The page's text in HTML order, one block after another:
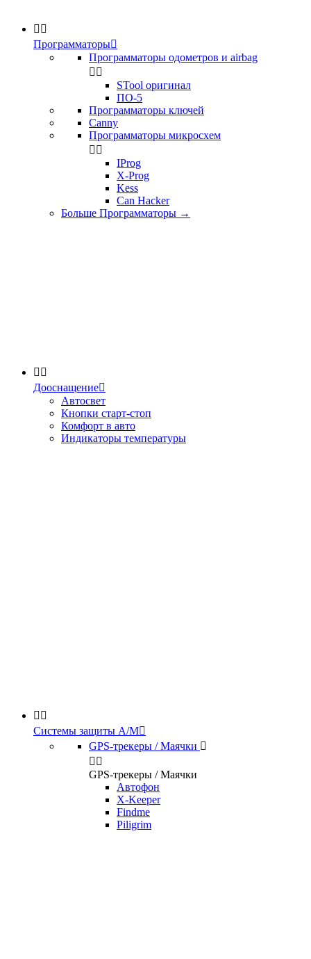
 
Программаторы
Программаторы одометров и airbag
 
STool оригинал
ПО-5
Программаторы ключей
Canny
Программаторы микросхем
 
IProg
X-Prog
Kess
Can Hacker
Больше Программаторы →
 
Дооснащение
Автосвет
Кнопки старт-стоп
Комфорт в авто
Индикаторы температуры
 
Системы защиты А/М
GPS-трекеры / Маячки 
 
GPS-трекеры / Маячки
Автофон
X-Keeper
Findme
Piligrim